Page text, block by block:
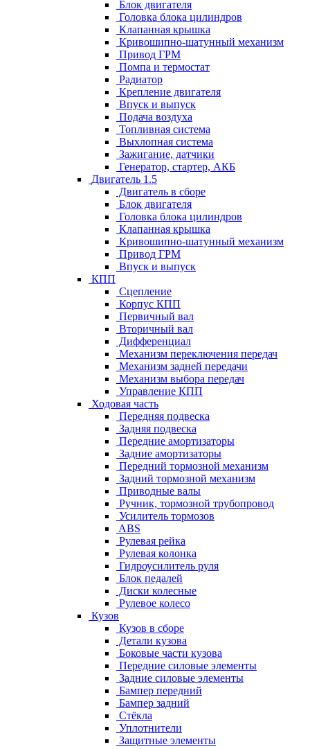
Блок двигателя
Головка блока цилиндров
Клапанная крышка
Кривошипно-шатунный механизм
Привод ГРМ
Помпа и термостат
Радиатор
Крепление двигателя
Впуск и выпуск
Подача воздуха
Топливная система
Выхлопная система
Зажигание, датчики
Генератор, стартер, АКБ
Двигатель 1.5
Двигатель в сборе
Блок двигателя
Головка блока цилиндров
Клапанная крышка
Кривошипно-шатунный механизм
Привод ГРМ
Впуск и выпуск
КПП
Сцепление
Корпус КПП
Первичный вал
Вторичный вал
Дифференциал
Механизм переключения передач
Механизм задней передачи
Механизм выбора передач
Управление КПП
Ходовая часть
Передняя подвеска
Задняя подвеска
Передние амортизаторы
Задние амортизаторы
Передний тормозной механизм
Задний тормозной механизм
Приводные валы
Ручник, тормозной трубопровод
Усилитель тормозов
ABS
Рулевая рейка
Рулевая колонка
Гидроусилитель руля
Блок педалей
Диски колесные
Рулевое колесо
Кузов
Кузов в сборе
Детали кузова
Боковые части кузова
Передние силовые элементы
Задние силовые элементы
Бампер передний
Бампер задний
Стёкла
Уплотнители
Защитные элементы